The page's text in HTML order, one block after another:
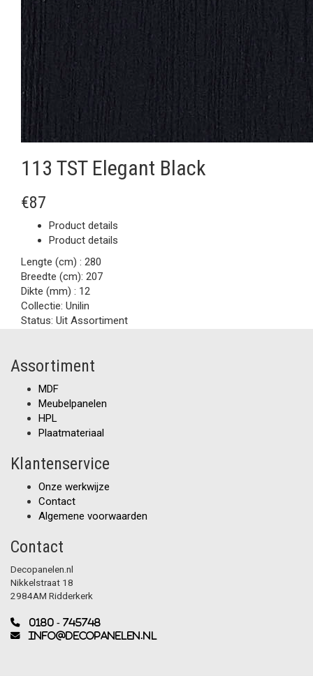
113 TST Elegant Black
€87
Product details
Product details
Lengte (cm) : 280
Breedte (cm): 207
Dikte (mm) : 12
Collectie: Unilin
Status: Uit Assortiment
Assortiment
MDF
Meubelpanelen
HPL
Plaatmateriaal
Klantenservice
Onze werkwijze
Contact
Algemene voorwaarden
Contact
Decopanelen.nl
Nikkelstraat 18
2984AM Ridderkerk
0180 - 745748
info@decopanelen.nl